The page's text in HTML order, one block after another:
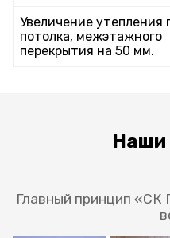
Увеличение утепления
потолка, межэтажного
перекрытия на 50 мм.
Наши
Главный принцип «СК